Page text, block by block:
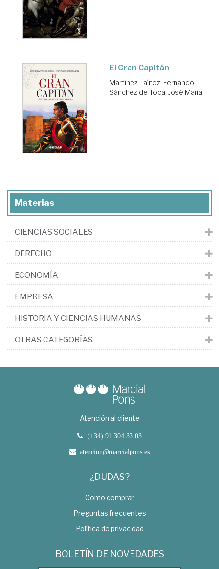
El Gran Capitán
Martínez Laínez, Fernando;
Sánchez de Toca, José María
Materias
CIENCIAS SOCIALES
DERECHO
ECONOMÍA
EMPRESA
HISTORIA Y CIENCIAS HUMANAS
OTRAS CATEGORÍAS
Atención al cliente
(+34) 91 304 33 03
atencion@marcialpons.es
¿DUDAS?
Como comprar
Preguntas frecuentes
Política de privacidad
BOLETÍN DE NOVEDADES